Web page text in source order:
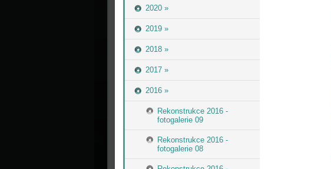
2020 »
2019 »
2018 »
2017 »
2016 »
Rekonstrukce 2016 -
fotogalerie 09
Rekonstrukce 2016 -
fotogalerie 08